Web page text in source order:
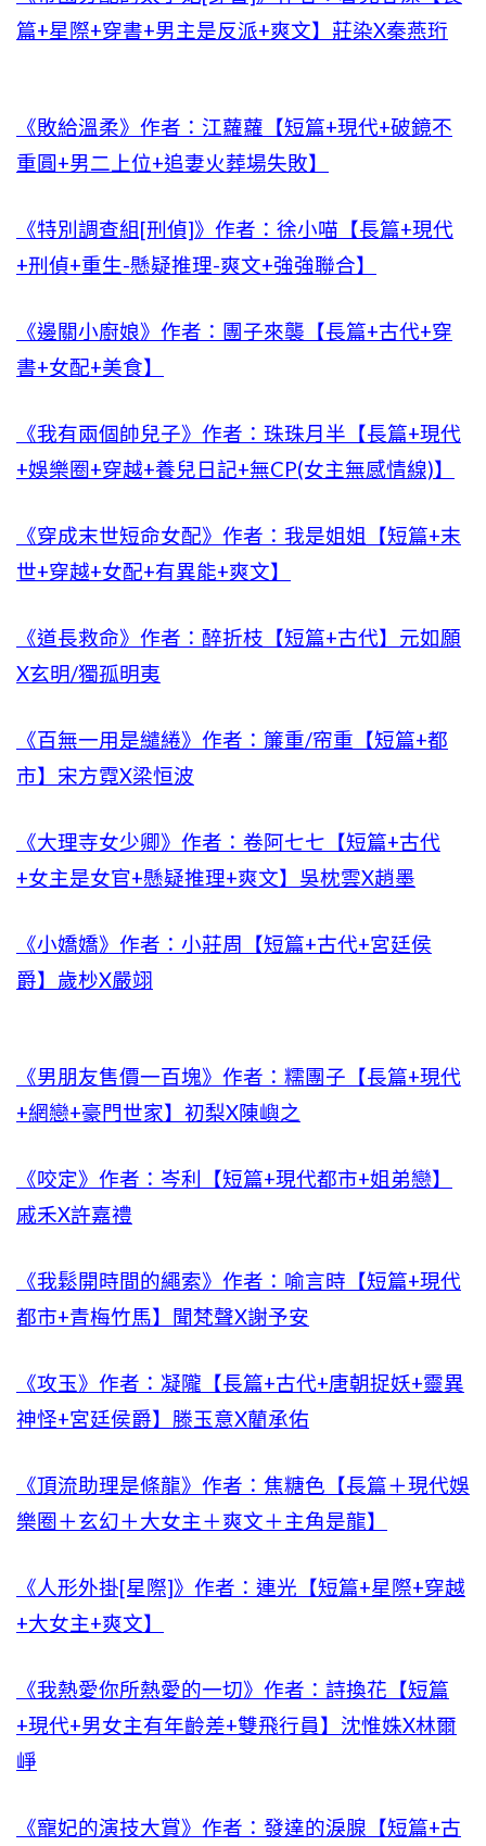
篇+星際+穿書+男主是反派+爽文】莊染X秦燕珩
《敗給溫柔》作者：江蘿蘿【短篇+現代+破鏡不
重圓+男二上位+追妻火葬場失敗】
《特別調查組[刑偵]》作者：徐小喵【長篇+現代
+刑偵+重生-懸疑推理-爽文+強強聯合】
《邊關小廚娘》作者：團子來襲【長篇+古代+穿
書+女配+美食】
《我有兩個帥兒子》作者：珠珠月半【長篇+現代
+娛樂圈+穿越+養兒日記+無CP(女主無感情線)】
《穿成末世短命女配》作者：我是姐姐【短篇+末
世+穿越+女配+有異能+爽文】
《道長救命》作者：醉折枝【短篇+古代】元如願
X玄明/獨孤明夷
《百無一用是繾綣》作者：簾重/帘重【短篇+都
市】宋方霓X梁恒波
《大理寺女少卿》作者：卷阿七七【短篇+古代
+女主是女官+懸疑推理+爽文】吳枕雲X趙墨
《小嬌嬌》作者：小莊周【短篇+古代+宮廷侯
爵】歲杪X嚴翊
《男朋友售價一百塊》作者：糯團子【長篇+現代
+網戀+豪門世家】初梨X陳嶼之
《咬定》作者：岑利【短篇+現代都市+姐弟戀】
戚禾X許嘉禮
《我鬆開時間的繩索》作者：喻言時【短篇+現代
都市+青梅竹馬】聞梵聲X謝予安
《攻玉》作者：凝隴【長篇+古代+唐朝捉妖+靈異
神怪+宮廷侯爵】滕玉意X藺承佑
《頂流助理是條龍》作者：焦糖色【長篇＋現代娛
樂圈＋玄幻＋大女主＋爽文＋主角是龍】
《人形外掛[星際]》作者：連光【短篇+星際+穿越
+大女主+爽文】
《我熱愛你所熱愛的一切》作者：詩換花【短篇
+現代+男女主有年齡差+雙飛行員】沈惟姝X林爾
崢
《寵妃的演技大賞》作者：發達的淚腺【短篇+古